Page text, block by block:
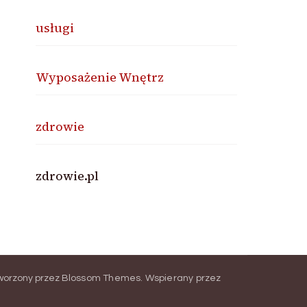
usługi
Wyposażenie Wnętrz
zdrowie
zdrowie.pl
przez Blossom Themes. Wspierany przez